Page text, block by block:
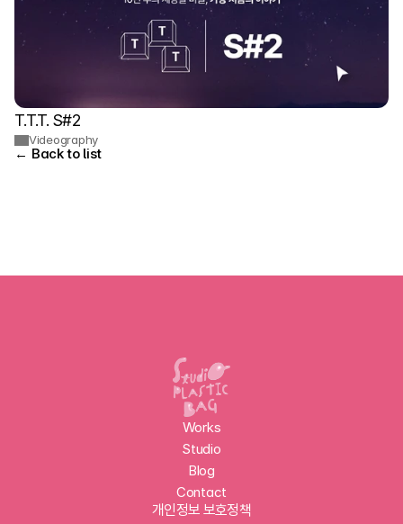
T.T.T. S#2
Videography
← Back to list
Works
Studio
Blog
Contact
개인정보 보호정책